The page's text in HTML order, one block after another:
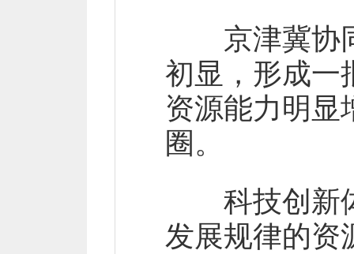
京津冀协同
初显，形成一
资源能力明显
圈。
科技创新体
发展规律的资